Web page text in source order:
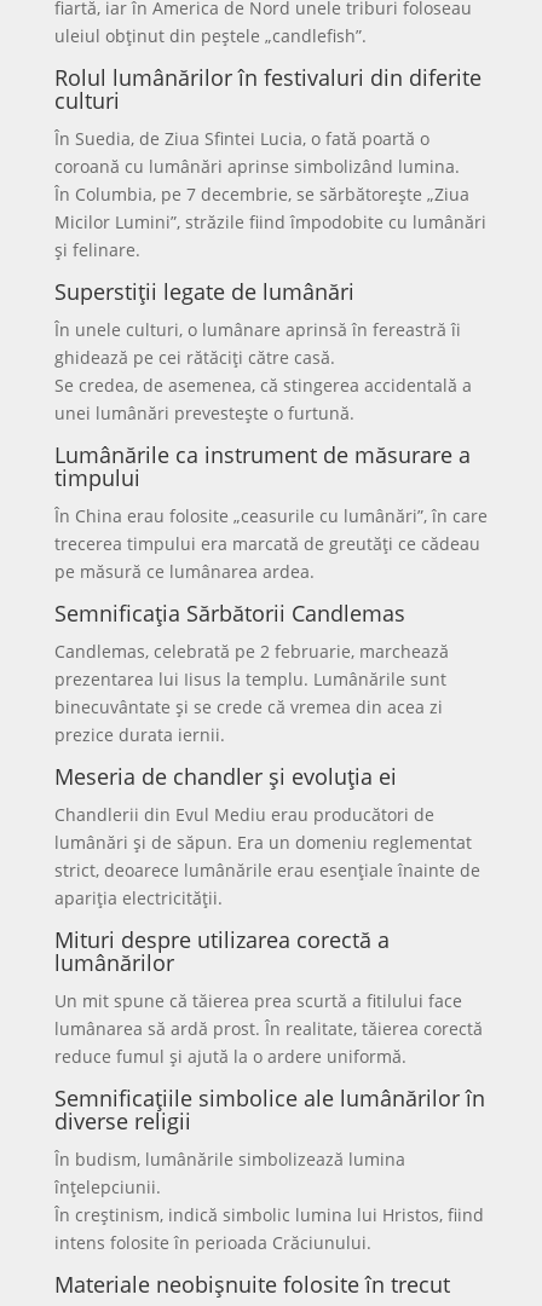
fiartă, iar în America de Nord unele triburi foloseau
uleiul obținut din peștele „candlefish”.
Rolul lumânărilor în festivaluri din diferite
culturi
În Suedia, de Ziua Sfintei Lucia, o fată poartă o
coroană cu lumânări aprinse simbolizând lumina.
În Columbia, pe 7 decembrie, se sărbătorește „Ziua
Micilor Lumini”, străzile fiind împodobite cu lumânări
și felinare.
Superstiții legate de lumânări
În unele culturi, o lumânare aprinsă în fereastră îi
ghidează pe cei rătăciți către casă.
Se credea, de asemenea, că stingerea accidentală a
unei lumânări prevestește o furtună.
Lumânările ca instrument de măsurare a
timpului
În China erau folosite „ceasurile cu lumânări”, în care
trecerea timpului era marcată de greutăți ce cădeau
pe măsură ce lumânarea ardea.
Semnificația Sărbătorii Candlemas
Candlemas, celebrată pe 2 februarie, marchează
prezentarea lui Iisus la templu. Lumânările sunt
binecuvântate și se crede că vremea din acea zi
prezice durata iernii.
Meseria de chandler și evoluția ei
Chandlerii din Evul Mediu erau producători de
lumânări și de săpun. Era un domeniu reglementat
strict, deoarece lumânările erau esențiale înainte de
apariția electricității.
Mituri despre utilizarea corectă a
lumânărilor
Un mit spune că tăierea prea scurtă a fitilului face
lumânarea să ardă prost. În realitate, tăierea corectă
reduce fumul și ajută la o ardere uniformă.
Semnificațiile simbolice ale lumânărilor în
diverse religii
În budism, lumânările simbolizează lumina
înțelepciunii.
În creștinism, indică simbolic lumina lui Hristos, fiind
intens folosite în perioada Crăciunului.
Materiale neobișnuite folosite în trecut